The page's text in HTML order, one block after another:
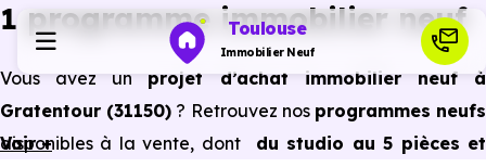
Toulouse
Immobilier Neuf
Programmes neufs
1 programme immobilier neuf
Vous avez unprojet d’achat immobilier neuf à
Gratentour (31150) ? Retrouvez nos programmes neufs
disponibles à la vente, dont
du studio au 5 pièces et
Voir +